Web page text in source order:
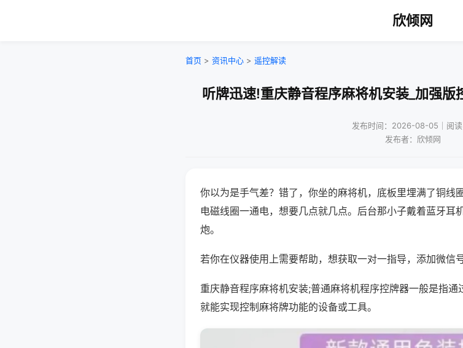
欣倾网
首页 > 资讯中心 > 遥控解读
听牌迅速!重庆静音程序麻将机安装_加强
发布时间：2026-08-05｜阅读
发布者：欣倾网
你以为是手气差？错了，你坐的麻将机，底板里埋满了铜线
电磁线圈一通电，想要几点就几点。后台那小子戴着蓝牙耳
炮。
若你在仪器使用上需要帮助，想获取一对一指导，添加微信
重庆静音程序麻将机安装;普通麻将机程序控牌器一般是指
就能实现控制麻将牌功能的设备或工具。